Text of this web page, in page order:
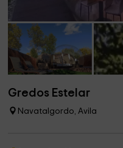
Gredos Estelar
Navatalgordo, Avila